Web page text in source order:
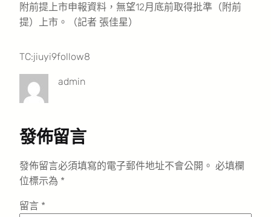
附前提上市申報資料，無望12月底前取得批準（附前
提）上市。（記者 張佳星）
TC:jiuyi9follow8
admin
發佈留言
發佈留言必須填寫的電子郵件地址不會公開。 必填欄
位標示為 *
留言 *